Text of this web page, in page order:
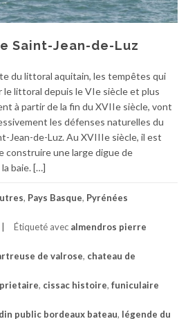
Saint-Jean-de-Luz
du littoral aquitain, les tempêtes qui
le littoral depuis le VIe siècle et plus
à partir de la fin du XVIIe siècle, vont
les défenses naturelles du
Jean-de-Luz. Au XVIIIe siècle, il est
construire une large digue de
baie. […]
, Pays Basque, Pyrénées
Étiqueté avec almendros pierre
de valrose, chateau de
, cissac histoire, funiculaire
public bordeaux bateau, légende du